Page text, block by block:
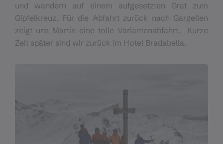
und wandern auf einem aufgesetzten Grat zum
Gipfelkreuz. Für die Abfahrt zurück nach Gargellen
zeigt uns Martin eine tolle Variantenabfahrt. Kurze
Zeit später sind wir zurück im Hotel Bradabella.